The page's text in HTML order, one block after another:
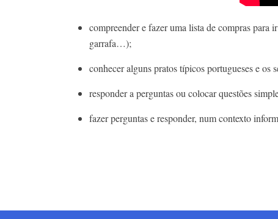
compreender e fazer uma lista de compras para
garrafa…);
conhecer alguns pratos típicos portugueses e os
responder a perguntas ou colocar questões
fazer perguntas e responder, num contexto